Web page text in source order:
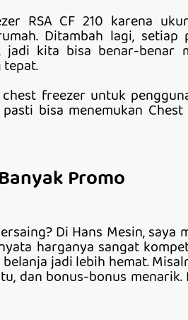
RSA CF 210 karena
Ditambah lagi, setiap
kita bisa benar-benar
freezer untuk
bisa menemukan Chest
Promo
Di Hans Mesin, saya
harganya sangat
jadi lebih hemat.
dan bonus-bonus